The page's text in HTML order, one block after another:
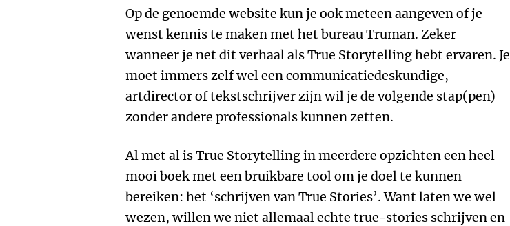
Op de genoemde website kun je ook meteen aangeven of je
wenst kennis te maken met het bureau Truman. Zeker
wanneer je net dit verhaal als True Storytelling hebt ervaren. Je
moet immers zelf wel een communicatiedeskundige,
artdirector of tekstschrijver zijn wil je de volgende stap(pen)
zonder andere professionals kunnen zetten.
Al met al isTrue Storytellingin meerdere opzichten een heel
mooi boek met een bruikbare tool om je doel te kunnen
bereiken: het ‘schrijven van True Stories’. Want laten we wel
wezen, willen we niet allemaal echte true-stories schrijven en